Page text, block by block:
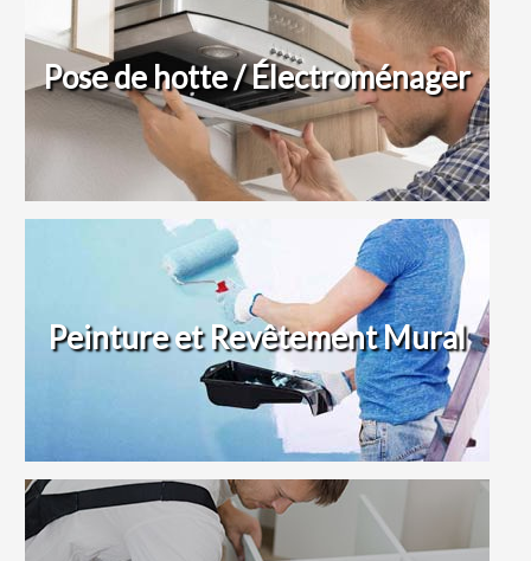
Pose de hotte / Électroménager
Peinture et Revêtement Mural